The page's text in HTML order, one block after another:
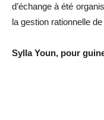
d’échange à été
la gestion rationnelle de
Sylla Youn, pour